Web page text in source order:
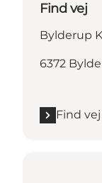
Find vej
Bylderup
6372
Find vej